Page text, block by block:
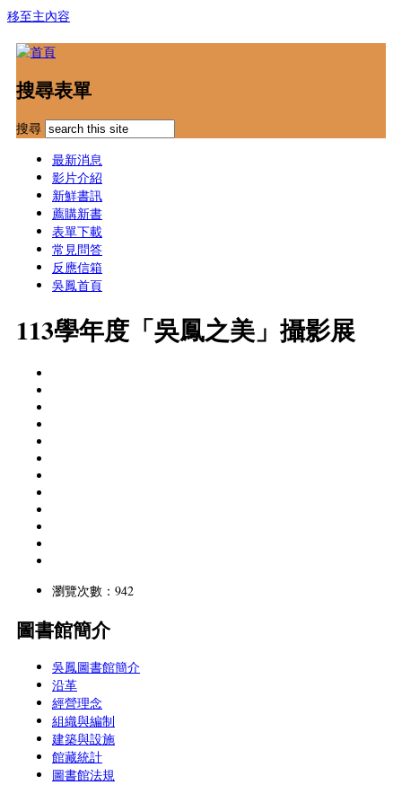
移至主內容
搜尋表單
搜尋
最新消息
影片介紹
新鮮書訊
薦購新書
表單下載
常見問答
反應信箱
吳鳳首頁
113學年度「吳鳳之美」攝影展
瀏覽次數：942
圖書館簡介
吳鳳圖書館簡介
沿革
經營理念
組織與編制
建築與設施
館藏統計
圖書館法規